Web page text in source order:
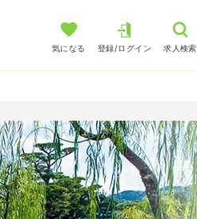
気になる 登録/ログイン 求人検索